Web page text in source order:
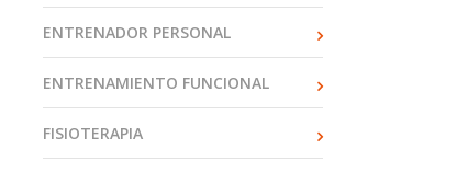
ENTRENADOR PERSONAL
ENTRENAMIENTO FUNCIONAL
FISIOTERAPIA